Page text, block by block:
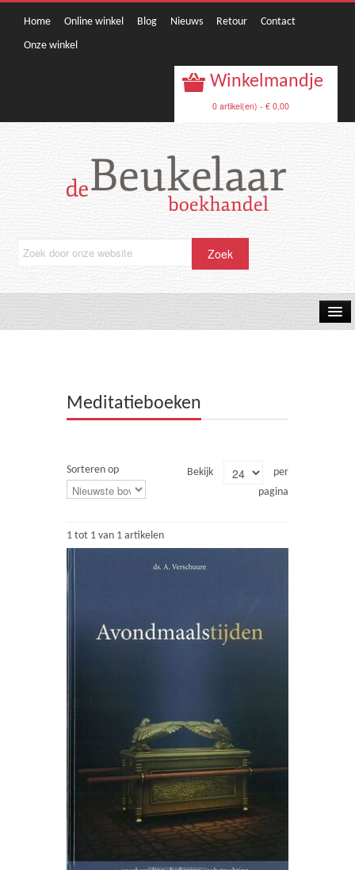
Home Online winkel Blog Nieuws Retour
Contact
Onze winkel
Winkelmandje
0 artikel(en) - € 0,00
Kinderen en Jeugd
Meditatieboeken
Sorteren op Bekijk
per
pagina
1 tot 1 van 1 artikelen